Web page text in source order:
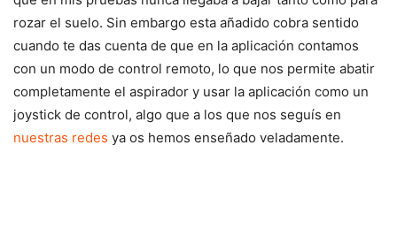
rozar el suelo. Sin embargo esta añadido cobra sentido
cuando te das cuenta de que en la aplicación contamos
con un modo de control remoto, lo que nos permite abatir
completamente el aspirador y usar la aplicación como un
joystick de control, algo que a los que nos seguís en
nuestras redes ya os hemos enseñado veladamente.